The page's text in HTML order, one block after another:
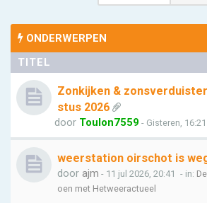
ONDERWERPEN
TITEL
Zonkijken &
stus 2026
door Toulon7559 - Gisteren, 16:21
weerstation oirschot is
door ajm - 11 jul 2026, 20:41 - in:
oen met Hetweeractueel